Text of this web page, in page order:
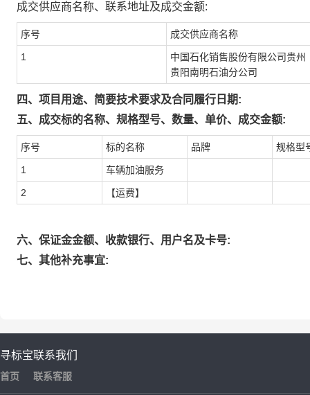
成交供应商名称、联系地址及成交金额:
序号 成交供应商名称
1
中国石化销售股份有限公司贵州
贵阳南明石油分公司
四、项目用途、简要技术要求及合同履行日期:
五、成交标的名称、规格型号、数量、单价、成交金额:
序号 标的名称 品牌 规格型
1 车辆加油服务
2 【运费】
六、保证金金额、收款银行、用户名及卡号:
七、其他补充事宜:
寻标宝
首页
联系我们
联系客服